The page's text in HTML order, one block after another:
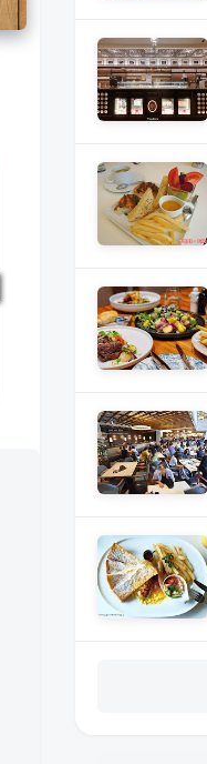
橙 義大利麵
則評論